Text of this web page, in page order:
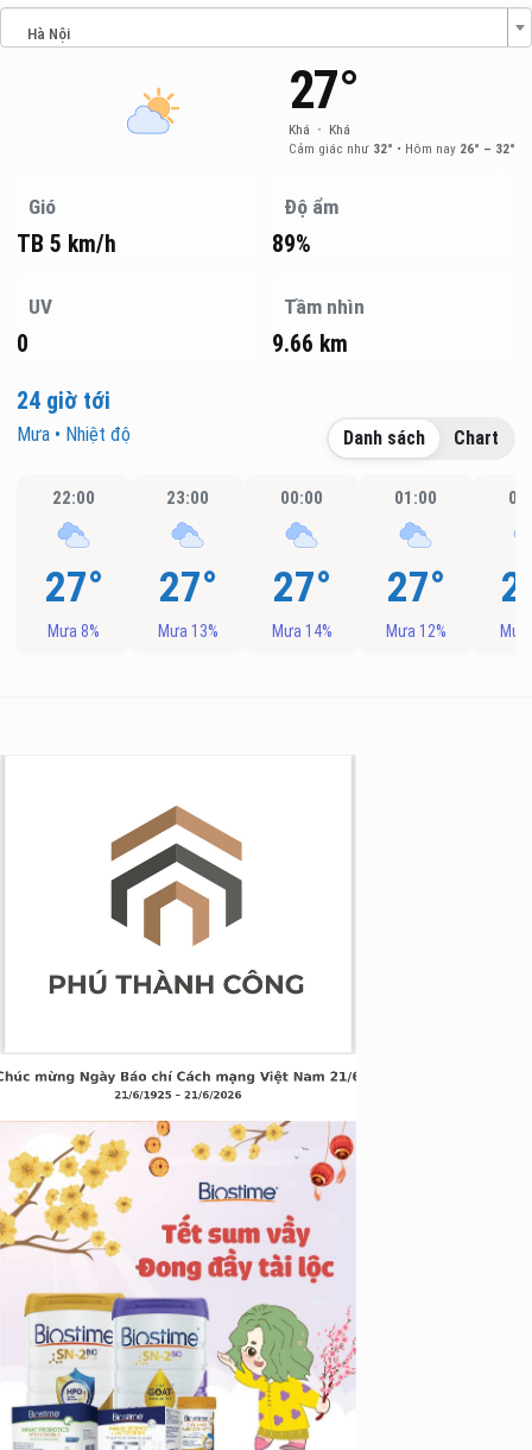
Hà Nội
27°
Khá • Khá
Cảm giác như 32° • Hôm nay 26° – 32°
Gió
TB 5 km/h
Độ ẩm
89%
UV
0
Tầm nhìn
9.66 km
24 giờ tới
Mưa • Nhiệt độ Danh sách Chart
22:00
27°
Mưa 8%
23:00
27°
Mưa 13%
00:00
27°
Mưa 14%
01:00
27°
Mưa 12%